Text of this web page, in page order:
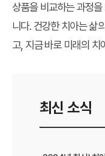
상품을 비교하는 과정
니다. 건강한 치아는 삶
고, 지금 바로 미래의 치
최신 소식